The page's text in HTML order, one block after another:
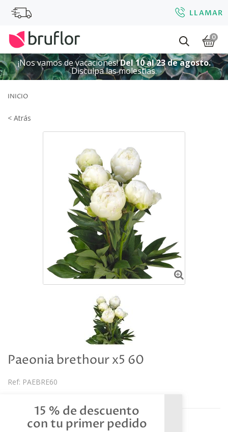
15 % de descuento
con tu primer pedido
LLAMAR
0
¡Nos vamos de vacaciones!Del 10 al 23 de agosto.
Disculpa las molestias.
INICIO
< Atrás
Paeonia brethour x5 60
Ref: PAEBRE60
Referencia: PAEBRE60